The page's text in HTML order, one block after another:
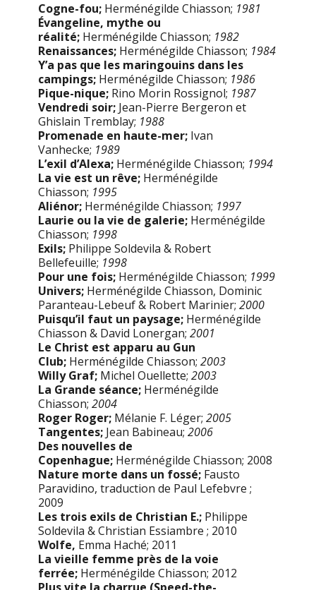
Cogne-fou; Herménégilde Chiasson; 1981
Évangeline, mythe ou
réalité; Herménégilde Chiasson; 1982
Renaissances; Herménégilde Chiasson; 1984
Y’a pas que les maringouins dans les
campings; Herménégilde Chiasson; 1986
Pique-nique; Rino Morin Rossignol; 1987
Vendredi soir; Jean-Pierre Bergeron et
Ghislain Tremblay; 1988
Promenade en haute-mer; Ivan
Vanhecke; 1989
L’exil d’Alexa; Herménégilde Chiasson; 1994
La vie est un rêve; Herménégilde
Chiasson; 1995
Aliénor; Herménégilde Chiasson; 1997
Laurie ou la vie de galerie; Herménégilde
Chiasson; 1998
Exils; Philippe Soldevila & Robert
Bellefeuille; 1998
Pour une fois; Herménégilde Chiasson; 1999
Univers; Herménégilde Chiasson, Dominic
Paranteau-Lebeuf & Robert Marinier; 2000
Puisqu’il faut un paysage; Herménégilde
Chiasson & David Lonergan; 2001
Le Christ est apparu au Gun
Club; Herménégilde Chiasson; 2003
Willy Graf; Michel Ouellette; 2003
La Grande séance; Herménégilde
Chiasson; 2004
Roger Roger; Mélanie F. Léger; 2005
Tangentes; Jean Babineau; 2006
Des nouvelles de
Copenhague; Herménégilde Chiasson; 2008
Nature morte dans un fossé; Fausto
Paravidino, traduction de Paul Lefebvre ;
2009
Les trois exils de Christian E.; Philippe
Soldevila & Christian Essiambre ; 2010
Wolfe, Emma Haché; 2011
La vieille femme près de la voie
ferrée; Herménégilde Chiasson; 2012